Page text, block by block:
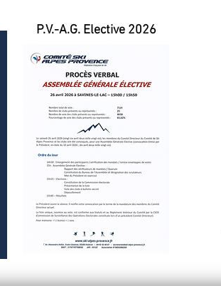
P.V.-A.G. Elective 2026